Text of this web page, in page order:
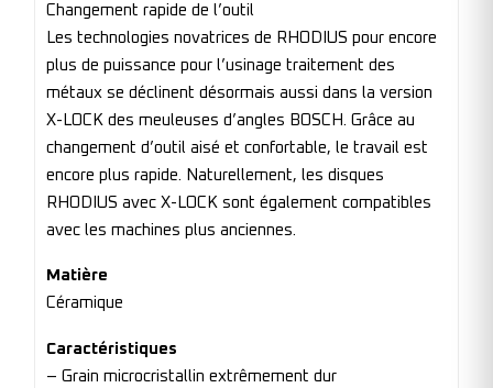
Changement rapide de l’outil
Les technologies novatrices de RHODIUS pour encore
plus de puissance pour l’usinage traitement des
métaux se déclinent désormais aussi dans la version
X-LOCK des meuleuses d’angles BOSCH. Grâce au
changement d’outil aisé et confortable, le travail est
encore plus rapide. Naturellement, les disques
RHODIUS avec X-LOCK sont également compatibles
avec les machines plus anciennes.
Matière
Céramique
Caractéristiques
– Grain microcristallin extrêmement dur